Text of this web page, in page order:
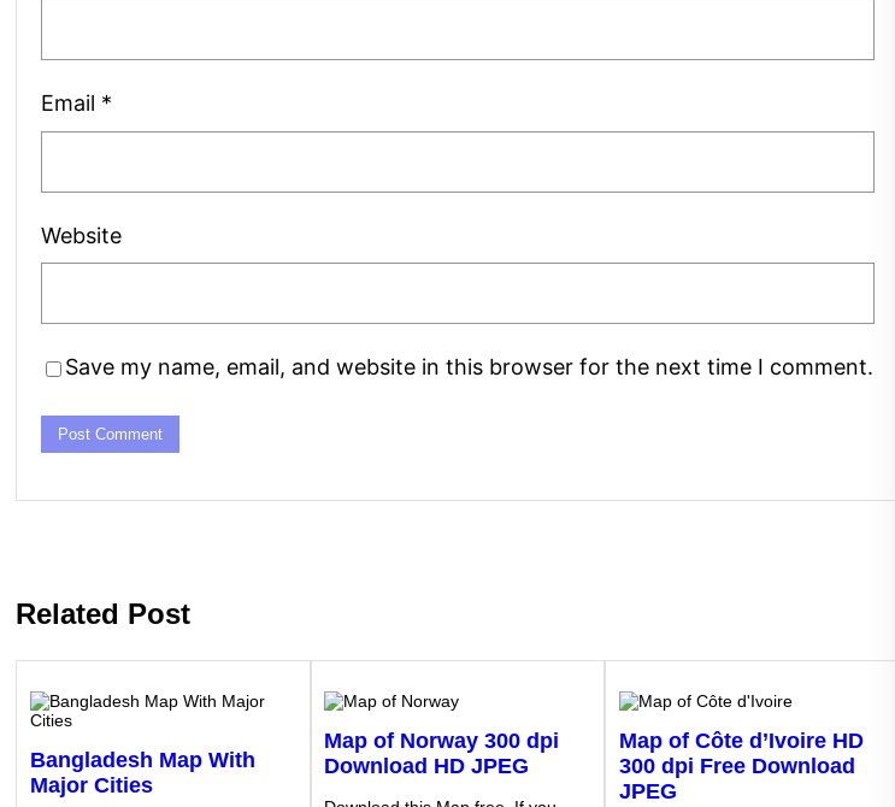
Email *
Website
Save my name, email, and website in this browser for the next time I comment.
Related Post
Bangladesh Map With
Major Cities
Map of Norway 300 dpi
Download HD JPEG
Map of Côte d’Ivoire HD
300 dpi Free Download
JPEG